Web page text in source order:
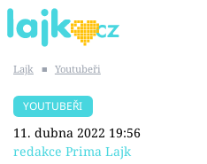
SHOPAHOLICADEL
Lajk ■ Youtubeři
YOUTUBEŘI
11. dubna 2022 19:56
redakce Prima Lajk